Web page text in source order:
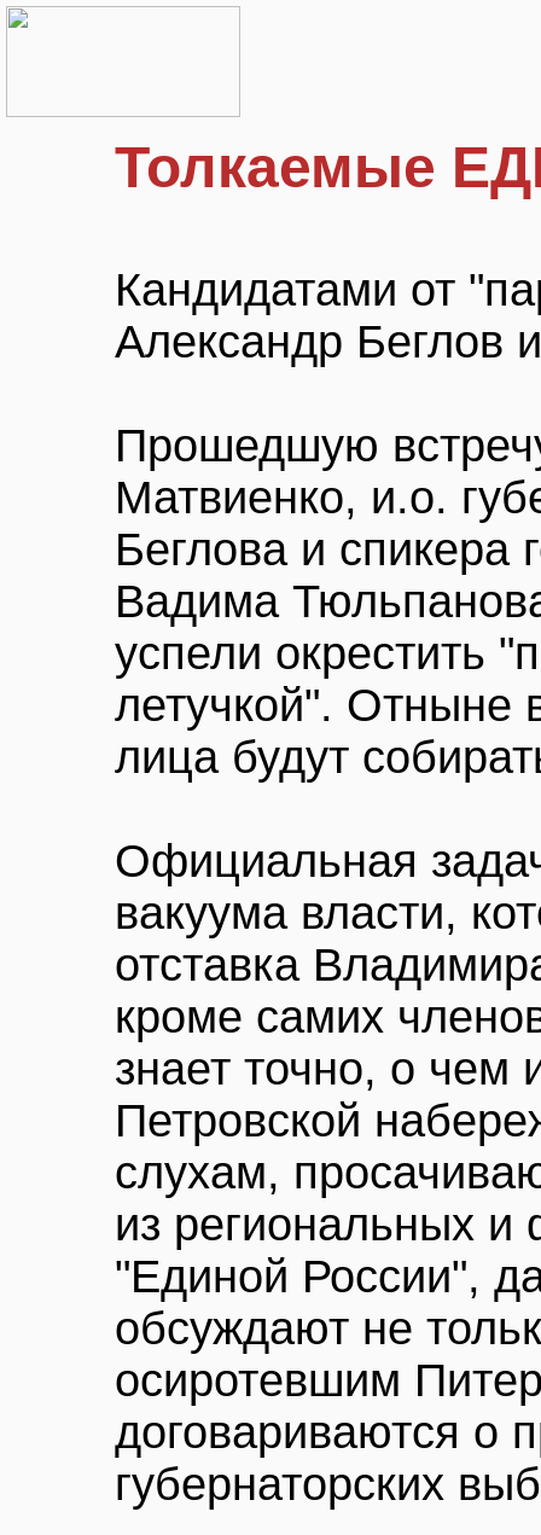
Толкаемые
Кандидатами от
Александр Беглов
Прошедшую
Матвиенко, и.о.
Беглова и спикера
Вадима
успели окрестить
летучкой". Отныне
лица будут
Официальная
вакуума власти,
отставка
кроме самих
знает точно, о чем
Петровской
слухам,
из региональных и
"Единой России",
обсуждают не
осиротевшим
договариваются о
губернаторских